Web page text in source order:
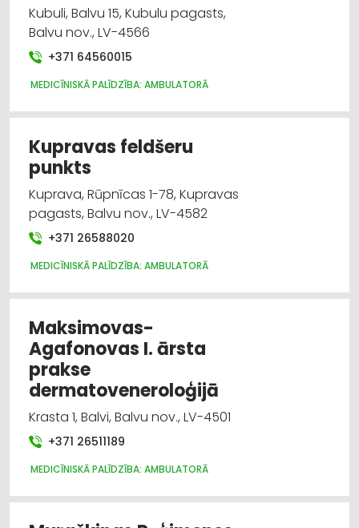
Kubuli, Balvu 15, Kubulu pagasts,
Balvu nov., LV-4566
+371 64560015
MEDICĪNISKĀ PALĪDZĪBA: AMBULATORĀ
Kupravas feldšeru
punkts
Kuprava, Rūpnīcas 1-78, Kupravas
pagasts, Balvu nov., LV-4582
+371 26588020
MEDICĪNISKĀ PALĪDZĪBA: AMBULATORĀ
Maksimovas-
Agafonovas I. ārsta
prakse
dermatoveneroloģijā
Krasta 1, Balvi, Balvu nov., LV-4501
+371 26511189
MEDICĪNISKĀ PALĪDZĪBA: AMBULATORĀ